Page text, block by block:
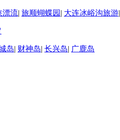
漂流| 旅顺蝴蝶园 | 大连冰峪沟旅游|
岛| 财神岛| 长兴岛| 广鹿岛